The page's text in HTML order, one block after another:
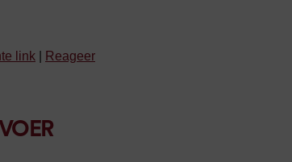
link Reageer